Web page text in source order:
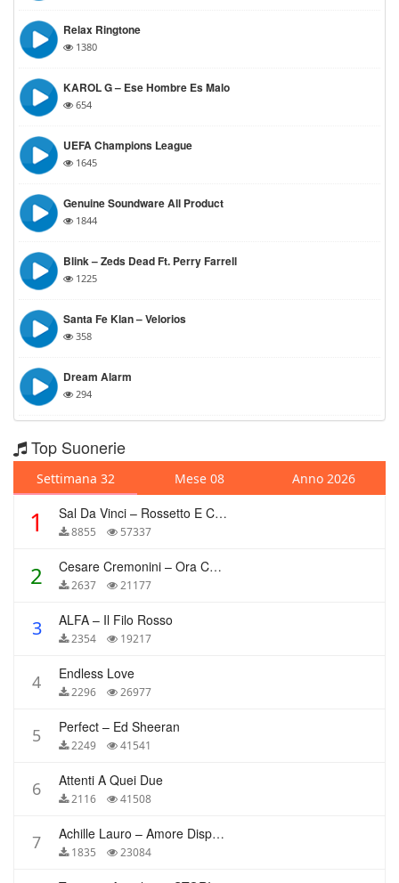
Relax Ringtone
1380
KAROL G – Ese Hombre Es Malo
654
UEFA Champions League
1645
Genuine Soundware All Product
1844
Blink – Zeds Dead Ft. Perry Farrell
1225
Santa Fe Klan – Velorios
358
Dream Alarm
294
Top Suonerie
Settimana 32 Mese 08 Anno 2026
1 Sal Da Vinci – Rossetto E Caffè
8855 57337
2 Cesare Cremonini – Ora Che Non Ho Più Te
2637 21177
3 ALFA – Il Filo Rosso
2354 19217
4 Endless Love
2296 26977
5 Perfect – Ed Sheeran
2249 41541
6 Attenti A Quei Due
2116 41508
7 Achille Lauro – Amore Disperato
1835 23084